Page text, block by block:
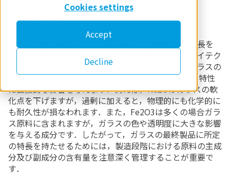
Cookies settings
Accept
Decline
はじめに
ガラスは物理的に強固かつ光学的には透明という特長を
持った物質で，日用品から航空宇宙開発のようなハイテク
分野まで非常に幅広い分野に応用されています．ガラスの
主成分はSiO2であり，含まれる他の成分はガラスの特性
に直接的な影響を与えます．例えば，Na2Oはガラスの軟
化点を下げますが，過剰に加えると，物理的にも化学的に
も耐久性が損なわれます．また，Fe2O3は多くの場合ガラ
ス原料に含まれますが，ガラスの色や透明度に大きな影響
を与える成分です．したがって，ガラスの最終製品に所定
の特長を持たせるためには，製造段階における原料の主成
分及び副成分の含有量を注意深く管理することが重要で
す．